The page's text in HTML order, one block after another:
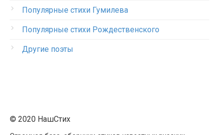
Популярные стихи Гумилева
Популярные стихи Рождественского
Другие поэты
© 2020 НашСтих